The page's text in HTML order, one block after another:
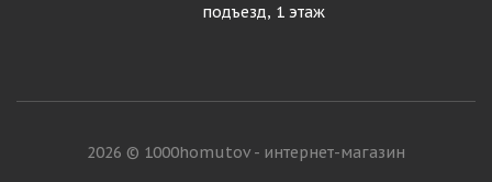
подъезд, 1 этаж
2026 © 1000homutov - интернет-магазин